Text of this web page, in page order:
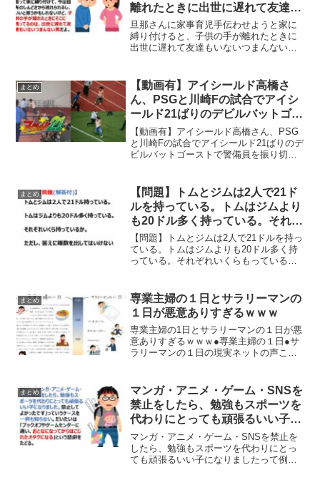
離れたときに出世に遅れて友達も
いないつまんない男になる
旦那さんに家事育児手伝わせようと家に
縛り付けると、子供の手が離れたときに
出世に遅れて友達もいないつまんない男
TannhäuserGate (@Tannhuser777) Aug...
まとめ
【動画有】アイシールド高橋さ
ん、PSGと川崎Fの試合でアイシ
ールド21ばりのデビルバットゴー
ストで警備員を振り切りピッチ乱
入を成し遂げるｗｗｗ
【動画有】アイシールド高橋さん、PSG
と川崎Fの試合でアイシールド21ばりのデ
ビルバットゴーストで警備員を振り切り
リ・サンジェルマン（PSG）とＪ１川崎
フロンターレの試合...
まとめ
【問題】トムとジムは2人で21ド
ルを持っている。トムはジムより
も20ドル多く持っている。それぞ
れいくらもっているでしょう？
【問題】トムとジムは2人で21ドルを持っ
ている。トムはジムよりも20ドル多く持
っている。それぞれいくらもっているで
持っている。それぞれいくらもっている
でしょう？」...
まとめ
専業主婦の１日とサラリーマンの
１日が悪意ありすぎるｗｗｗ
専業主婦の1日とサラリーマンの１日が悪
意ありすぎるｗｗｗ●専業主婦の１日●サ
ラリーマンの１日の現実ネットの声これ
どっちも可愛いですよね笑これらを合わ
せると平和になります...
まとめ
マンガ・アニメ・ゲーム・SNSを
禁止をしたら、勉強もスポーツを
代わりにとっても頑張るいい子に
なりましたって例を一例も知らな
い
マンガ・アニメ・ゲーム・SNSを禁止を
したら、勉強もスポーツを代わりにとっ
ても頑張るいい子になりましたって例を